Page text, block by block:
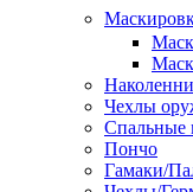
Чехлы
Спальные
Пончо
Гамаки/